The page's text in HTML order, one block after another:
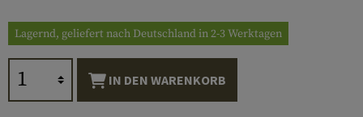
Lagernd, geliefert nach Deutschland in 2-3 Werktagen
IN DEN WARENKORB